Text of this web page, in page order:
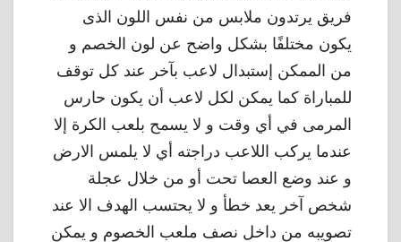
فريق يرتدون ملابس من نفس اللون الذى
يكون مختلفًا بشكل واضح عن لون الخصم و
من الممكن إستبدال لاعب بآخر عند كل توقف
للمباراة كما يمكن لكل لاعب أن يكون حارس
المرمى في أي وقت و لا يسمح بلعب الكرة إلا
عندما يركب اللاعب دراجته أي لا يلمس الارض
و عند وضع العصا تحت أو من خلال عجلة
شخص آخر يعد خطأ و لا يحتسب الهدف الا عند
تصويبه من داخل نصف ملعب الخصوم و يمكن